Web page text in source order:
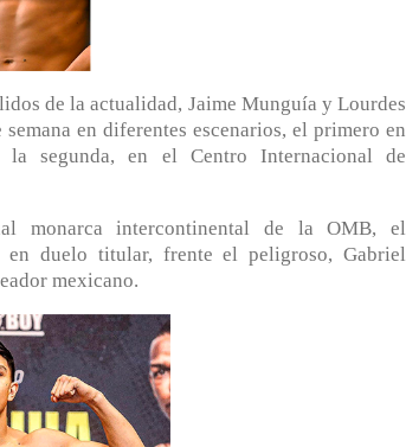
de la actualidad, Jaime Munguía y Lourdes
en diferentes escenarios, el primero en
segunda, en el Centro Internacional de
monarca intercontinental de la OMB, el
en duelo titular, frente el peligroso, Gabriel
mexicano.